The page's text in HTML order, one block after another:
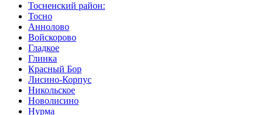
Тосненский район:
Тосно
Аннолово
Войскорово
Гладкое
Глинка
Красный Бор
Лисино-Корпус
Никольское
Новолисино
Нурма